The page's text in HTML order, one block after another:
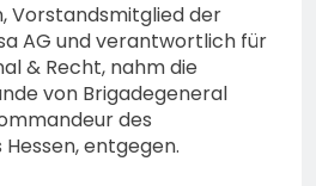
Vorstandsmitglied der
AG und verantwortlich für
& Recht, nahm die
von Brigadegeneral
des
entgegen.